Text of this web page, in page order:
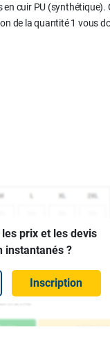
cuir PU
de la quantité 1 vous
prix et les devis
instantanés ?
Inscription